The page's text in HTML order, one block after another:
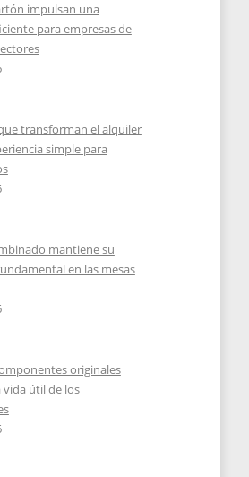
impulsan una
para empresas de
transforman el alquiler
simple para
mantiene su
en las mesas
originales
útil de los